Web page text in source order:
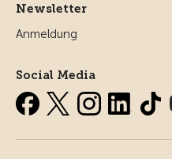
Newsletter
Anmeldung
Social Media